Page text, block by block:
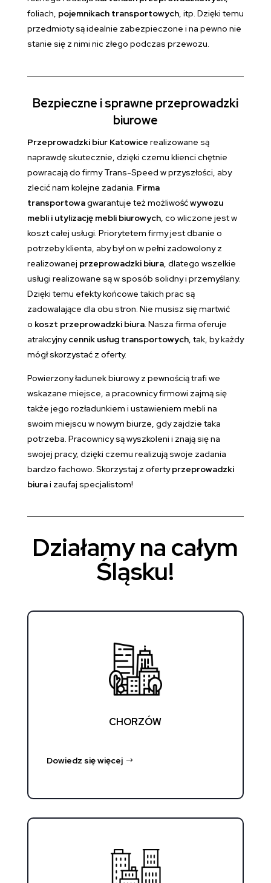
foliach, pojemnikach transportowych, itp. Dzięki temu
przedmioty są idealnie zabezpieczone i na pewno nie
stanie się z nimi nic złego podczas przewozu.
Bezpieczne i sprawne przeprowadzki
biurowe
Przeprowadzki biur Katowice realizowane są
naprawdę skutecznie, dzięki czemu klienci chętnie
powracają do firmy Trans-Speed w przyszłości, aby
zlecić nam kolejne zadania. Firma
transportowagwarantuje też możliwośćwywozu
mebli i utylizację mebli biurowych, co wliczone jest w
koszt całej usługi. Priorytetem firmy jest dbanie o
potrzeby klienta, aby był on w pełni zadowolony z
realizowanej przeprowadzki biura, dlatego wszelkie
usługi realizowane są w sposób solidny i przemyślany.
Dzięki temu efekty końcowe takich prac są
zadowalające dla obu stron. Nie musisz się martwić
o koszt przeprowadzki biura. Nasza firma oferuje
atrakcyjny cennik usług transportowych, tak, by każdy
mógł skorzystać z oferty.
Powierzony ładunek biurowy z pewnością trafi we
wskazane miejsce, a pracownicy firmowi zajmą się
także jego rozładunkiem i ustawieniem mebli na
swoim miejscu w nowym biurze, gdy zajdzie taka
potrzeba. Pracownicy są wyszkoleni i znają się na
swojej pracy, dzięki czemu realizują swoje zadania
bardzo fachowo. Skorzystaj z oferty przeprowadzki
biurai zaufaj specjalistom!
Działamy na całym
Śląsku!
CHORZÓW
Dowiedz się więcej